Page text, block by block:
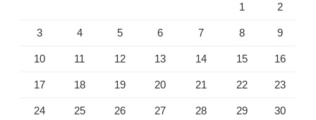
1 2
3 4 5 6 7 8 9
10 11 12 13 14 15 16
17 18 19 20 21 22 23
24 25 26 27 28 29 30